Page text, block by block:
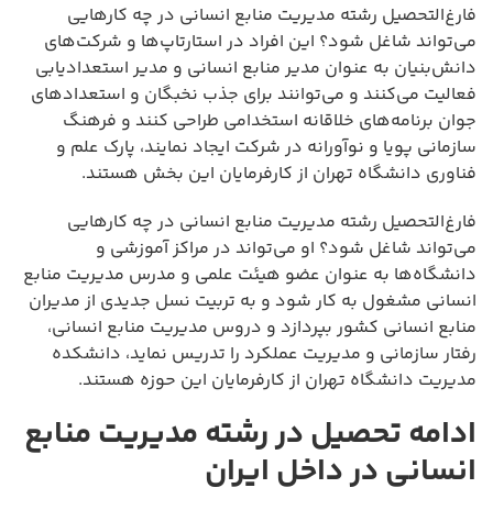
فارغ‌التحصیل رشته مدیریت منابع انسانی در چه کارهایی
می‌تواند شاغل شود؟ این افراد در استارتاپ‌ها و شرکت‌های
دانش‌بنیان به عنوان مدیر منابع انسانی و مدیر استعدادیابی
فعالیت می‌کنند و می‌توانند برای جذب نخبگان و استعدادهای
جوان برنامه‌های خلاقانه استخدامی طراحی کنند و فرهنگ
سازمانی پویا و نوآورانه در شرکت ایجاد نمایند، پارک علم و
فناوری دانشگاه تهران از کارفرمایان این بخش هستند.
فارغ‌التحصیل رشته مدیریت منابع انسانی در چه کارهایی
می‌تواند شاغل شود؟ او می‌تواند در مراکز آموزشی و
دانشگاه‌ها به عنوان عضو هیئت علمی و مدرس مدیریت منابع
انسانی مشغول به کار شود و به تربیت نسل جدیدی از مدیران
منابع انسانی کشور بپردازد و دروس مدیریت منابع انسانی،
رفتار سازمانی و مدیریت عملکرد را تدریس نماید، دانشکده
مدیریت دانشگاه تهران از کارفرمایان این حوزه هستند.
ادامه تحصیل در رشته مدیریت منابع
انسانی در داخل ایران